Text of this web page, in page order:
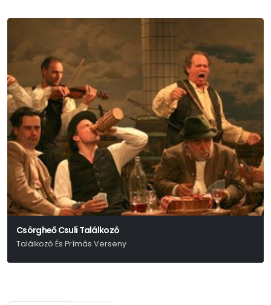
Csörgheő Csuli Találkozó
Találkozó És Prímás Verseny